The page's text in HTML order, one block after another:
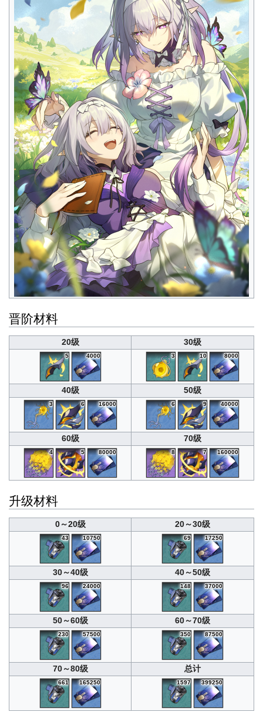
晋阶材料
20级 30级
5 4000 3 10 8000
40级 50级
3 6 16000 6 9 40000
60级 70级
4 5 80000 8 7 160000
升级材料
0～20级 20～30级
43 10750 69 17250
30～40级 40～50级
96 24000 148 37000
50～60级 60～70级
230 57500 350 87500
70～80级 总计
661 165250 1597 399250